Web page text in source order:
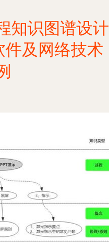
知识图谱设计
及网络技术